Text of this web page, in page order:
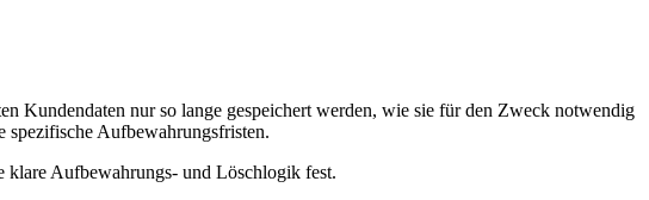
Kundendaten nur so lange gespeichert werden, wie sie für den Zweck notwendig
spezifische Aufbewahrungsfristen.
klare Aufbewahrungs- und Löschlogik fest.